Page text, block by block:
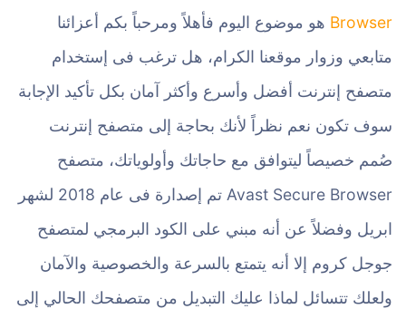
Browser هو موضوع اليوم فأهلاً ومرحباً بكم أعزائنا
متابعي وزوار موقعنا الكرام، هل ترغب فى إستخدام
متصفح إنترنت أفضل وأسرع وأكثر آمان بكل تأكيد الإجابة
سوف تكون نعم نظراً لأنك بحاجة إلى متصفح إنترنت
صُمم خصيصاً ليتوافق مع حاجاتك وأولوياتك، متصفح
Avast Secure Browser تم إصدارة فى عام 2018 لشهر
ابريل وفضلاً عن أنه مبني على الكود البرمجي لمتصفح
جوجل كروم إلا أنه يتمتع بالسرعة والخصوصية والآمان
ولعلك تتسائل لماذا عليك التبديل من متصفحك الحالي إلى